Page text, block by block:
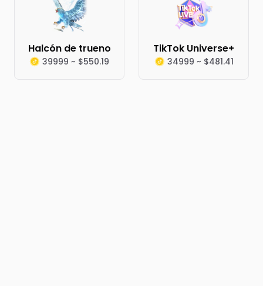
Halcón de trueno
39999 ~ $550.19
TikTok Universe+
34999 ~ $481.41